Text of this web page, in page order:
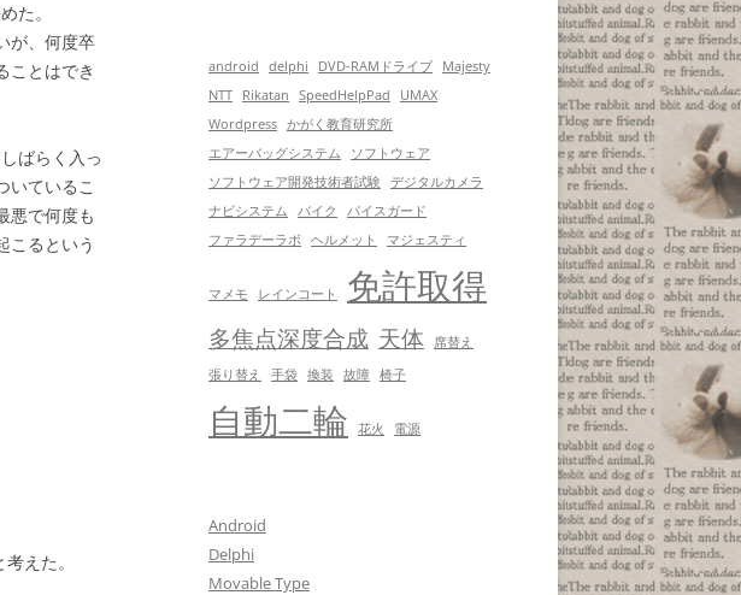
た。
が、何度卒
ことはでき
ばらく入っ
いているこ
悪で何度も
こるという
えた。
android delphi DVD-RAMドライブ
Majesty
NTT
Rikatan SpeedHelpPad
UMAX
Wordpress かがく教育研究所
エアーバッグシステム
ソフトウェア
ソフトウェア開発技術者試験 デジタルカメラ
ナビシステム
バイク
パイスガード
ファラデーラボ ヘルメット マジェスティ
マメモ レインコート 免許取得
多焦点深度合成 天体
席替え
張り替え
手袋 換装 故障 椅子
自動二輪 花火 電源
Android
Delphi
Movable Type